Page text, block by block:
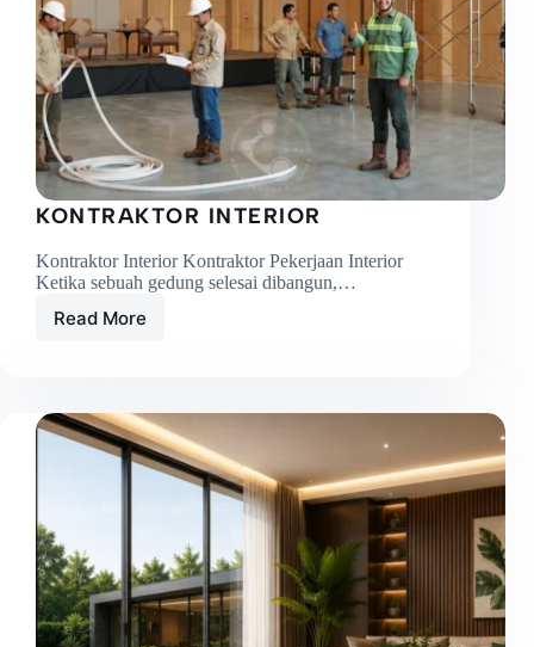
KONTRAKTOR INTERIOR
Kontraktor Interior Kontraktor Pekerjaan Interior
Ketika sebuah gedung selesai dibangun,…
Read More